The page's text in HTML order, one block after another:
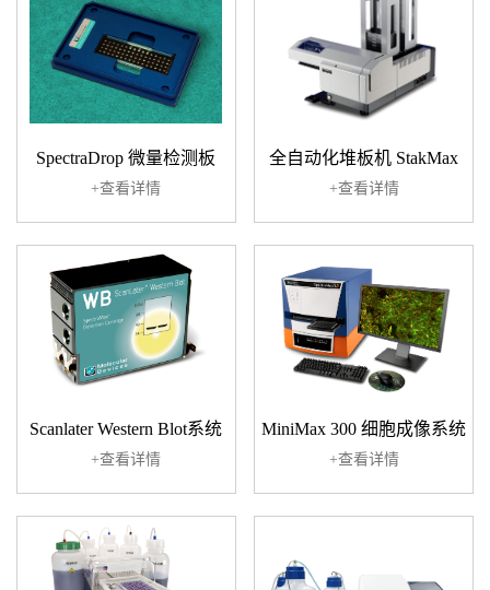
SpectraDrop 微量检测板
+查看详情
全自动化堆板机 StakMax
+查看详情
Scanlater Western Blot系统
+查看详情
MiniMax 300 细胞成像系统
+查看详情